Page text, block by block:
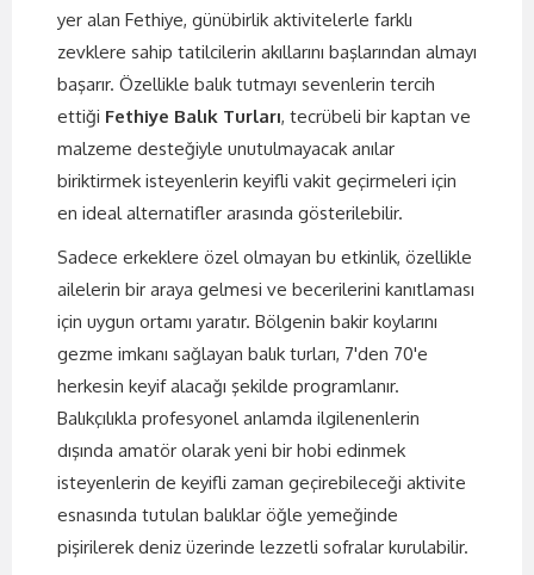
yer alan Fethiye, günübirlik aktivitelerle farklı
zevklere sahip tatilcilerin akıllarını başlarından almayı
başarır. Özellikle balık tutmayı sevenlerin tercih
ettiği Fethiye Balık Turları, tecrübeli bir kaptan ve
malzeme desteğiyle unutulmayacak anılar
biriktirmek isteyenlerin keyifli vakit geçirmeleri için
en ideal alternatifler arasında gösterilebilir.
Sadece erkeklere özel olmayan bu etkinlik, özellikle
ailelerin bir araya gelmesi ve becerilerini kanıtlaması
için uygun ortamı yaratır. Bölgenin bakir koylarını
gezme imkanı sağlayan balık turları, 7'den 70'e
herkesin keyif alacağı şekilde programlanır.
Balıkçılıkla profesyonel anlamda ilgilenenlerin
dışında amatör olarak yeni bir hobi edinmek
isteyenlerin de keyifli zaman geçirebileceği aktivite
esnasında tutulan balıklar öğle yemeğinde
pişirilerek deniz üzerinde lezzetli sofralar kurulabilir.